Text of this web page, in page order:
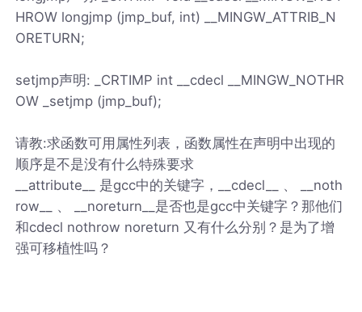
HROW longjmp (jmp_buf, int) __MINGW_ATTRIB_N
ORETURN;
setjmp声明: _CRTIMP int __cdecl __MINGW_NOTHR
OW _setjmp (jmp_buf);
请教:求函数可用属性列表，函数属性在声明中出现的
顺序是不是没有什么特殊要求
__attribute__ 是gcc中的关键字，__cdecl__ 、 __noth
row__ 、 __noreturn__是否也是gcc中关键字？那他们
和cdecl nothrow noreturn 又有什么分别？是为了增
强可移植性吗？